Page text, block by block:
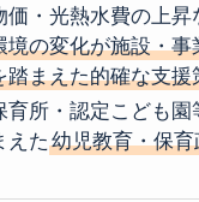
価・光熱水費の上昇
境の変化が施設・事
踏まえた的確な支援
育所・認定こども園
えた幼児教育・保